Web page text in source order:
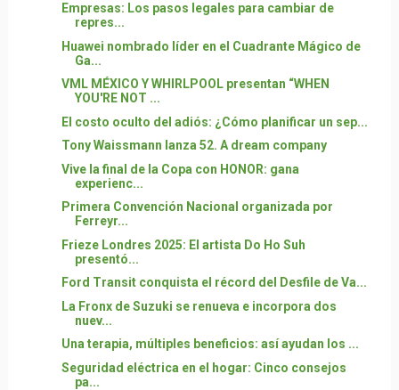
Empresas: Los pasos legales para cambiar de
repres...
Huawei nombrado líder en el Cuadrante Mágico de
Ga...
VML MÉXICO Y WHIRLPOOL presentan “WHEN
YOU'RE NOT ...
El costo oculto del adiós: ¿Cómo planificar un sep...
Tony Waissmann lanza 52. A dream company
Vive la final de la Copa con HONOR: gana
experienc...
Primera Convención Nacional organizada por
Ferreyr...
Frieze Londres 2025: El artista Do Ho Suh
presentó...
Ford Transit conquista el récord del Desfile de Va...
La Fronx de Suzuki se renueva e incorpora dos
nuev...
Una terapia, múltiples beneficios: así ayudan los ...
Seguridad eléctrica en el hogar: Cinco consejos
pa...